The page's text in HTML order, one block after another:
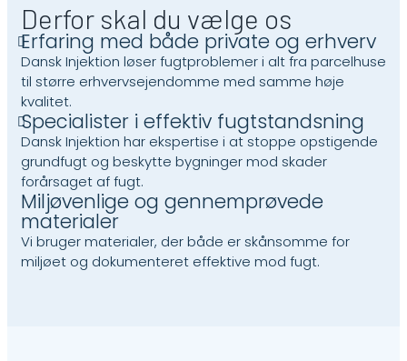
Derfor skal du vælge os
Erfaring med både private og erhverv
Dansk Injektion løser fugtproblemer i alt fra parcelhuse
til større erhvervsejendomme med samme høje
kvalitet.
Specialister i effektiv fugtstandsning
Dansk Injektion har ekspertise i at stoppe opstigende
grundfugt og beskytte bygninger mod skader
forårsaget af fugt.
Miljøvenlige og gennemprøvede
materialer
Vi bruger materialer, der både er skånsomme for
miljøet og dokumenteret effektive mod fugt.